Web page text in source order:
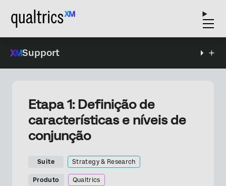
Support
Etapa 1: Definição de
características e níveis de
conjunção
Suite Strategy & Research
Produto Qualtrics